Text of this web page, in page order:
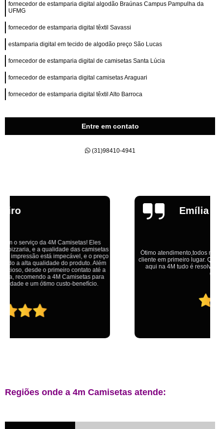
fornecedor de estamparia digital algodão Braúnas Campus Pampulha da
UFMG
fornecedor de estamparia digital têxtil Savassi
estamparia digital em tecido de algodão preço São Lucas
fornecedor de estamparia digital de camisetas Santa Lúcia
fornecedor de estamparia digital camisetas Araguari
fornecedor de estamparia digital têxtil Alto Barroca
Entre em contato
(31)98410-4941
Ótimo atendimento,todos muito educados, prestativos e que colocam o
cliente em primeiro lugar. Qualquer lugar tem problemas,isso é fato, mas
aqui na 4M tudo é resolvido com calma e de forma que todos saem
ganhando no final.
Regiões onde a 4m Camisetas atende: